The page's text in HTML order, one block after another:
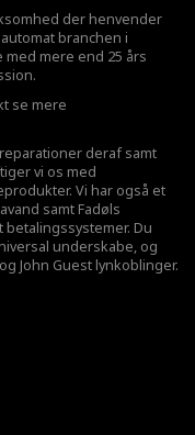
der henvender
branchen i
med mere end 25 års
se mere
deraf samt
vi os med
Vi har også et
samt Fadøls
betalingssystemer. Du
underskabe, og
John Guest lynkoblinger.